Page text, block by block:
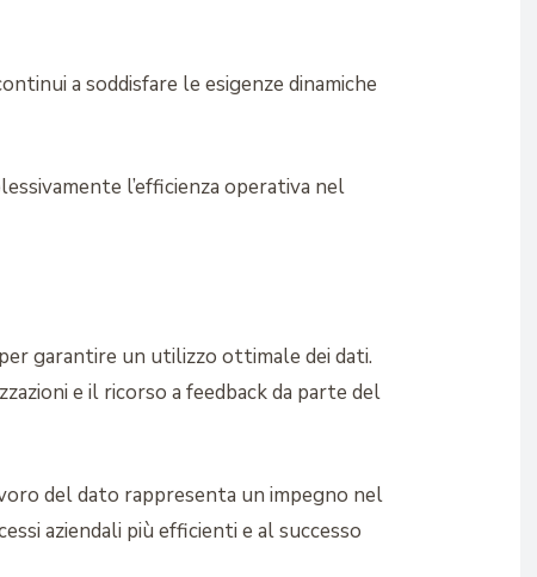
a soddisfare le esigenze dinamiche
l’efficienza operativa nel
garantire un utilizzo ottimale dei dati.
e il ricorso a feedback da parte del
del dato rappresenta un impegno nel
aziendali più efficienti e al successo